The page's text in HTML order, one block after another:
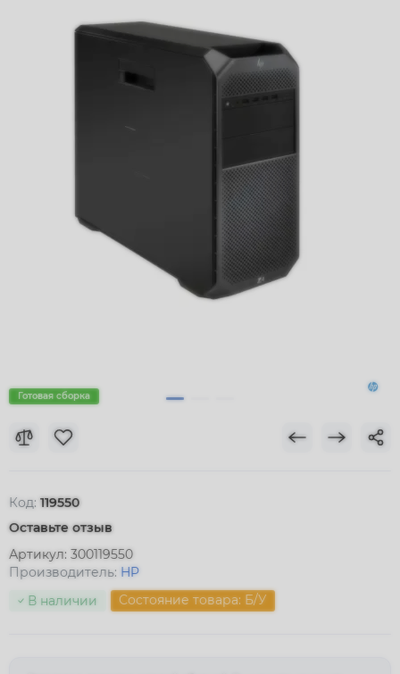
Готовая сборка
Код: 119550
Оставьте отзыв
Артикул: 300119550
Производитель: HP
В наличии
Состояние товара: Б/У